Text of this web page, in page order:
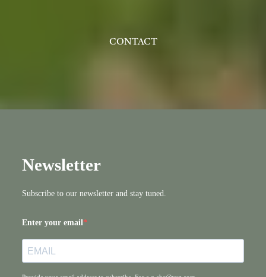
CONTACT
Newsletter
Subscribe to our newsletter and stay tuned.
Enter your email